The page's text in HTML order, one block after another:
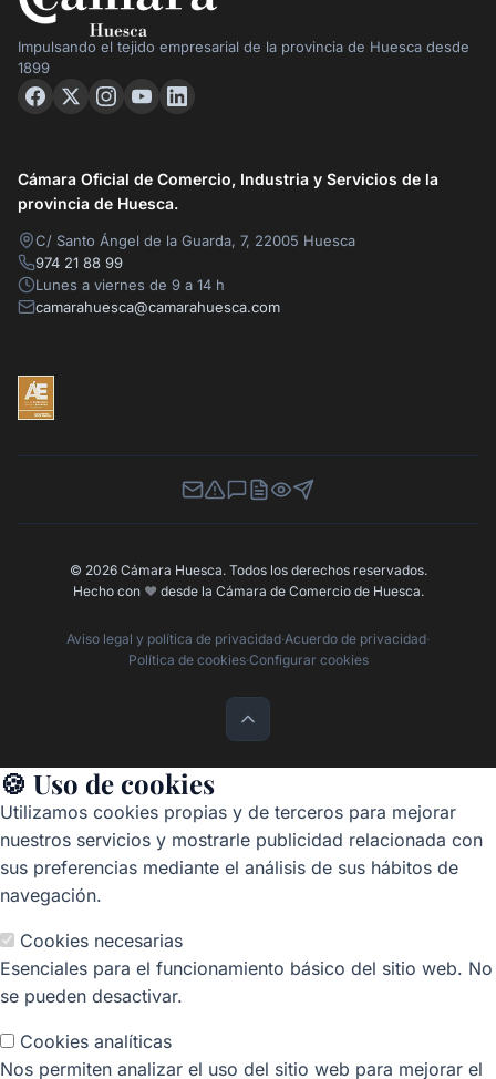
Impulsando el tejido empresarial de la provincia de Huesca desde
1899
Cámara Oficial de Comercio, Industria y Servicios de la
provincia de Huesca.
C/ Santo Ángel de la Guarda, 7, 22005 Huesca
974 21 88 99
Lunes a viernes de 9 a 14 h
camarahuesca@camarahuesca.com
Newsletter
Canal de Denuncias
Buzón de Sugerencias
Perfil Contratante
Ley de Transparencia
Contacta con nosotros
© 2026 Cámara Huesca. Todos los derechos reservados.
Hecho con ❤️ desde la Cámara de Comercio de Huesca.
Aviso legal y política de privacidad·Acuerdo de privacidad·
Política de cookies·Configurar cookies
🍪 Uso de cookies
Utilizamos cookies propias y de terceros para mejorar
nuestros servicios y mostrarle publicidad relacionada con
sus preferencias mediante el análisis de sus hábitos de
navegación.
Cookies necesarias
Esenciales para el funcionamiento básico del sitio web. No
se pueden desactivar.
Cookies analíticas
Nos permiten analizar el uso del sitio web para mejorar el